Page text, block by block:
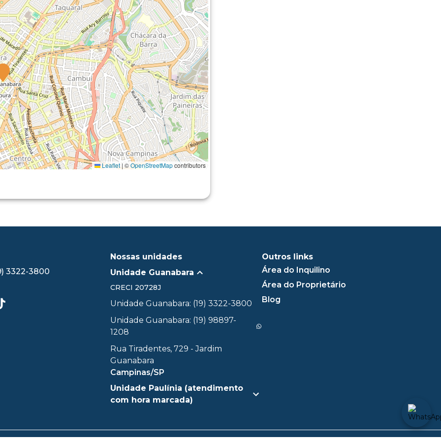
Leaflet| ©OpenStreetMapcontributors
3322-3800
Nossas unidades
Unidade Guanabara
CRECI 20728J
Unidade Guanabara: (19) 3322-3800
Unidade Guanabara: (19) 98897-
1208
Rua Tiradentes, 729 - Jardim
Guanabara
Campinas/SP
Unidade Paulínia (atendimento
com hora marcada)
Outros links
Área do Inquilino
Área do Proprietário
Blog